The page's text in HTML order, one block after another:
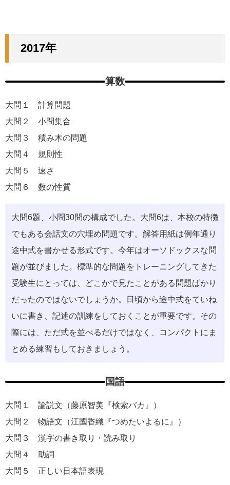
2017年
算数
大問１ 計算問題
大問２ 小問集合
大問３ 積み木の問題
大問４ 規則性
大問５ 速さ
大問６ 数の性質
大問6題、小問30問の構成でした。大問6は、本校の特徴
でもある会話文の穴埋め問題です。解答用紙は例年通り
途中式を書かせる形式です。今年はオーソドックスな問
題が並びました。標準的な問題をトレーニングしてきた
受験生にとっては、どこかで見たことがある問題ばかり
だったのではないでしょうか。日頃から途中式をていね
いに書き、記述の訓練をしておくことが重要です。その
際には、ただ式を並べるだけではなく、コンパクトにま
とめる練習もしておきましょう。
国語
大問１ 論説文（藤原智美『検索バカ』）
大問２ 物語文（江國香織『つめたいよるに』）
大問３ 漢字の書き取り・読み取り
大問４ 助詞
大問５ 正しい日本語表現